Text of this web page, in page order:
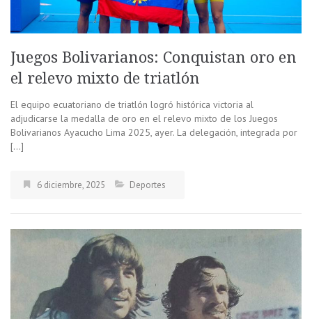
Juegos Bolivarianos: Conquistan oro en
el relevo mixto de triatlón
El equipo ecuatoriano de triatlón logró histórica victoria al
adjudicarse la medalla de oro en el relevo mixto de los Juegos
Bolivarianos Ayacucho Lima 2025, ayer. La delegación, integrada por
[…]
6 diciembre, 2025 Deportes